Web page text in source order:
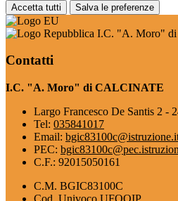
Accetta tutti Salva le preferenze
I.C. "A. Moro"
Contatti
I.C. "A. Moro" di CALCINATE
Largo Francesco De Santis 2 -
Tel: 035841017
Email:
PEC:
C.F.: 92015050161
C.M. BGIC83100C